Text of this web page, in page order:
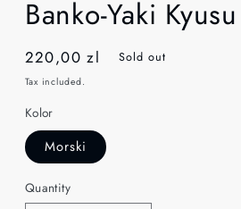
Banko-Yaki Kyusu
Regular
price
220,00 zl Sold out
Tax included.
Kolor
Morski
Quantity